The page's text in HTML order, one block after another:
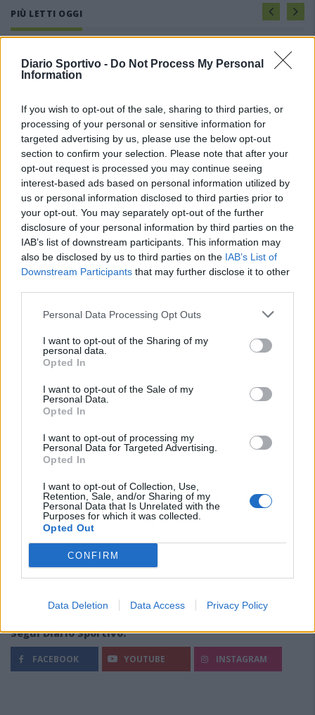
Diario Sportivo - Do Not Process My Personal
Information
If you wish to opt-out of the sale, sharing to third parties, or
processing of your personal or sensitive information for
targeted advertising by us, please use the below opt-out
section to confirm your selection. Please note that after your
opt-out request is processed you may continue seeing
interest-based ads based on personal information utilized by
us or personal information disclosed to third parties prior to
your opt-out. You may separately opt-out of the further
disclosure of your personal information by third parties on the
IAB’s list of downstream participants. This information may
also be disclosed by us to third parties on the IAB’s List of
Downstream Participants that may further disclose it to other
Personal Data Processing Opt Outs
I want to opt-out of the Sharing of my
personal data.
Opted In
I want to opt-out of the Sale of my
Personal Data.
Opted In
I want to opt-out of processing my
Personal Data for Targeted Advertising.
Opted In
I want to opt-out of Collection, Use,
Retention, Sale, and/or Sharing of my
Personal Data that Is Unrelated with the
Purposes for which it was collected.
Opted Out
CONFIRM
Data Deletion Data Access Privacy Policy
PIÙ LETTI OGGI
Il Buddusò in mani sicure con Mario Fadda, il
Monte Alma riparte da Ivano Falchi
Anche il Fasano out e le ammissioni salgono
a sei, l'Ilva è la prima società tra le non
ripescate
5 Ago 2026
Coppa Italia: gli accoppiamenti degli ottavi
di finale con i derby di Gallura, Barbagia e
Ogliastra
5 Ago 2026
Coppa Italia: gli accoppiamenti dei 16esimi di
finale con i derby a Cagliari, Sassari e
in Eccellenza, il Fonni sale in Promozione
5 Ago 2026
Segui Diario Sportivo:
FACEBOOK YOUTUBE INSTAGRAM